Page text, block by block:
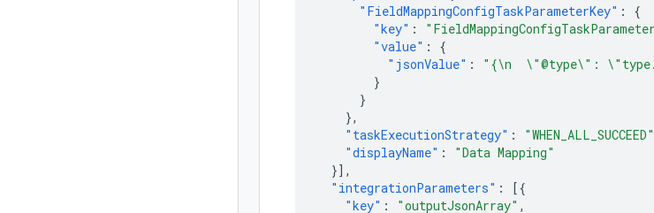
"FieldMappingConfigTaskParameterKey" :
{
"key" :
"value" :
{
"jsonValue" :
"{\n  \"@type\":
}
}
},
"taskExecutionStrategy" : "WHEN_ALL_SUCCEED"
"displayName" :
"Data Mapping"
}],
"integrationParameters" :
[{
"key" : "outputJsonArray" ,